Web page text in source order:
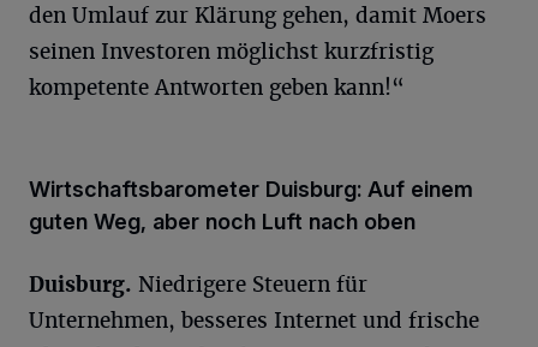
den Umlauf zur Klärung gehen, damit Moers
seinen Investoren möglichst kurzfristig
kompetente Antworten geben kann!“
Wirtschaftsbarometer Duisburg: Auf einem
guten Weg, aber noch Luft nach oben
Duisburg. Niedrigere Steuern für
Unternehmen, besseres Internet und frische